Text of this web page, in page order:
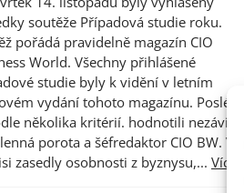
soutěže Případová studie roku.
pořádá pravidelně magazín CIO
World. Všechny přihlášené
studie byly k vidění v letním
vydání tohoto magazínu. Posléze
několika kritérií. hodnotili nezávislá
porota a šéfredaktor CIO BW. V
zasedly osobnosti z byznysu,... Více